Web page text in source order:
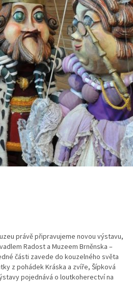
právě připravujeme novou výstavu,
Radost a Muzeem Brněnska –
části zavede do kouzelného světa
z pohádek Kráska a zvíře, Šípková
pojednává o loutkoherectví na